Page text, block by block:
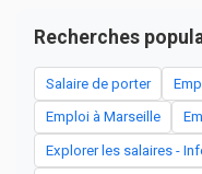
Recherches
Salaire de porter
Emploi à Marseille
Explorer les salaires -